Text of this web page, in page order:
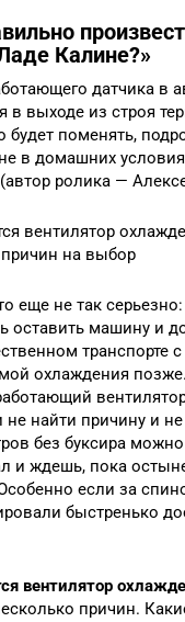
Калине?»
датчика в
в выходе из строя
будет поменять,
в домашних
ролика —
вентилятор
на выбор
еще не так
машину и
транспорте
охлаждения
найти причину и не
без буксира
и ждешь, пока
если за
быстренько
вентилятор
причин.